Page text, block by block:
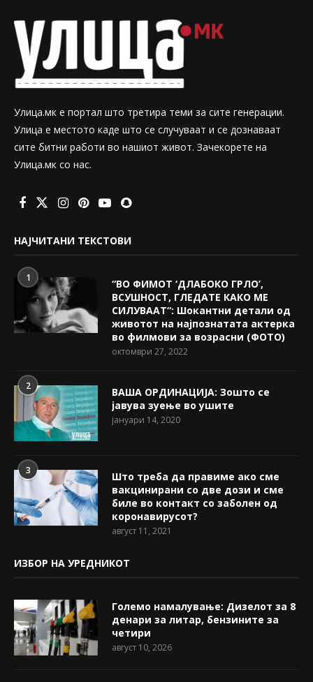
Улица.мк е портал што третира теми за сите генерации.
Улица е местото каде што се случуваат и се дознаваат
сите битни работи во нашиот живот. Зачекорете на
Улица.мк со нас.
НАЈЧИТАНИ ТЕКСТОВИ
1
“ВО ФИМОТ ‘ДЛАБОКО ГРЛО’,
ВСУШНОСТ, ГЛЕДАТЕ КАКО МЕ
СИЛУВААТ“: Шокантни детали од
животот на најпознатата актерка
во филмови за возрасни (ФОТО)
октомври 27, 2022
2
ВАША ОРДИНАЦИЈА: Зошто се
јавува зуење во ушите
јануари 14, 2020
3
Што треба да правиме ако сме
вакцинирани со две дози и сме
биле во контакт со заболен од
коронавирусот?
август 11, 2021
ИЗБОР НА УРЕДНИКОТ
Големо намалување: Дизелот за 8
денари за литар, бензините за
четири
август 10, 2026